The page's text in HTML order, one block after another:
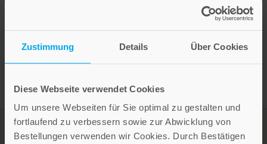
Zustimmung Details Über Cookies
Diese Webseite verwendet Cookies
Um unsere Webseiten für Sie optimal zu gestalten und
fortlaufend zu verbessern sowie zur Abwicklung von
Bestellungen verwenden wir Cookies. Durch Bestätigen